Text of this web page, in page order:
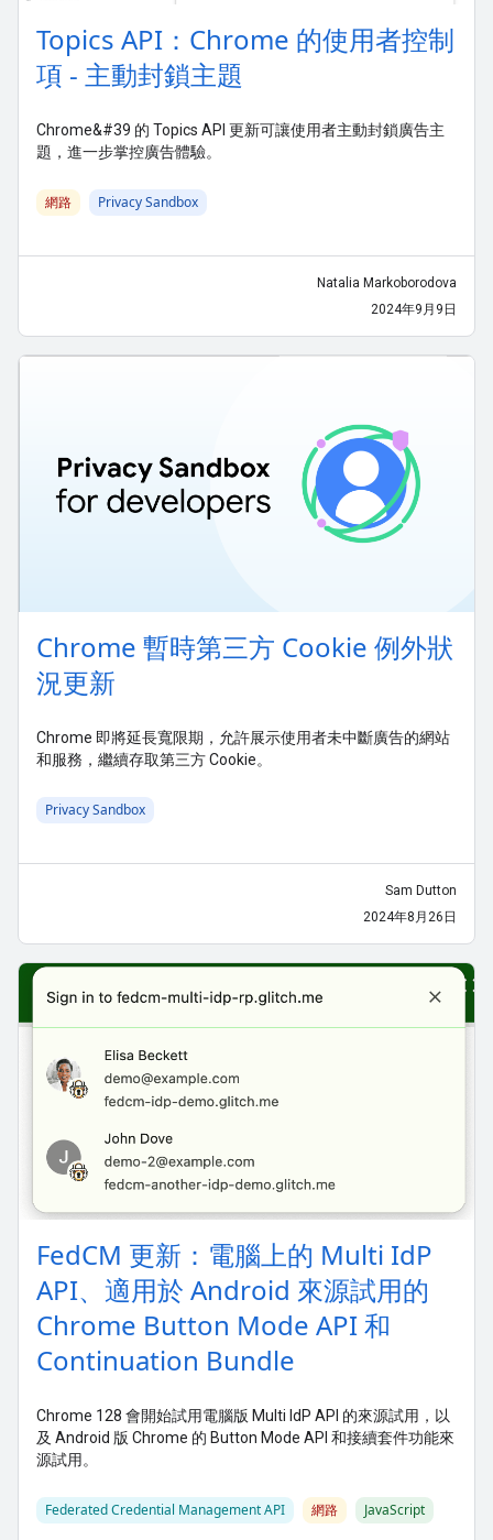
Topics API：Chrome 的使用者控制
項 - 主動封鎖主題
Chrome&#39 的 Topics API 更新可讓使用者主動封鎖廣告主
題，進一步掌控廣告體驗。
網路 Privacy Sandbox
Natalia Markoborodova
2024年9月9日
Chrome 暫時第三方 Cookie 例外狀
況更新
Chrome 即將延長寬限期，允許展示使用者未中斷廣告的網站
和服務，繼續存取第三方 Cookie。
Privacy Sandbox
Sam Dutton
2024年8月26日
FedCM 更新：電腦上的 Multi IdP
API、適用於 Android 來源試用的
Chrome Button Mode API 和
Continuation Bundle
Chrome 128 會開始試用電腦版 Multi IdP API 的來源試用，以
及 Android 版 Chrome 的 Button Mode API 和接續套件功能來
源試用。
Federated Credential Management API 網路 JavaScript